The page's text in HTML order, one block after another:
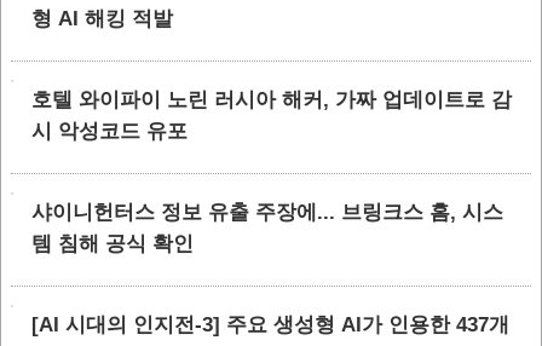
형 AI 해킹 적발
호텔 와이파이 노린 러시아 해커, 가짜 업데이트로 감
시 악성코드 유포
샤이니헌터스 정보 유출 주장에... 브링크스 홈, 시스
템 침해 공식 확인
[AI 시대의 인지전-3] 주요 생성형 AI가 인용한 437개